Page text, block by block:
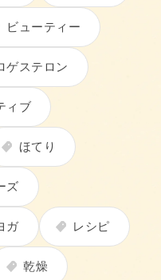
ビューティー
ゲステロン
ィブ
ほてり
ズ
ガ レシピ
乾燥